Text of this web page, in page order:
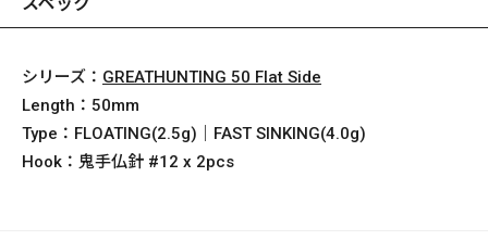
シリーズ： GREATHUNTING 50 Flat Side
Length： 50mm
Type： FLOATING(2.5g)｜FAST SINKING(4.0g)
Hook： 鬼手仏針 #12 x 2pcs